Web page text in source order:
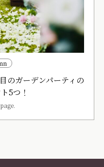
のガーデンパーティの
5つ！